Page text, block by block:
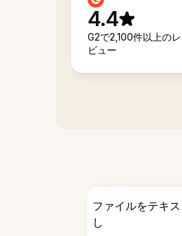
4.4
G2で2,100件以上のレ
ビュー
ファイルをテキ
し